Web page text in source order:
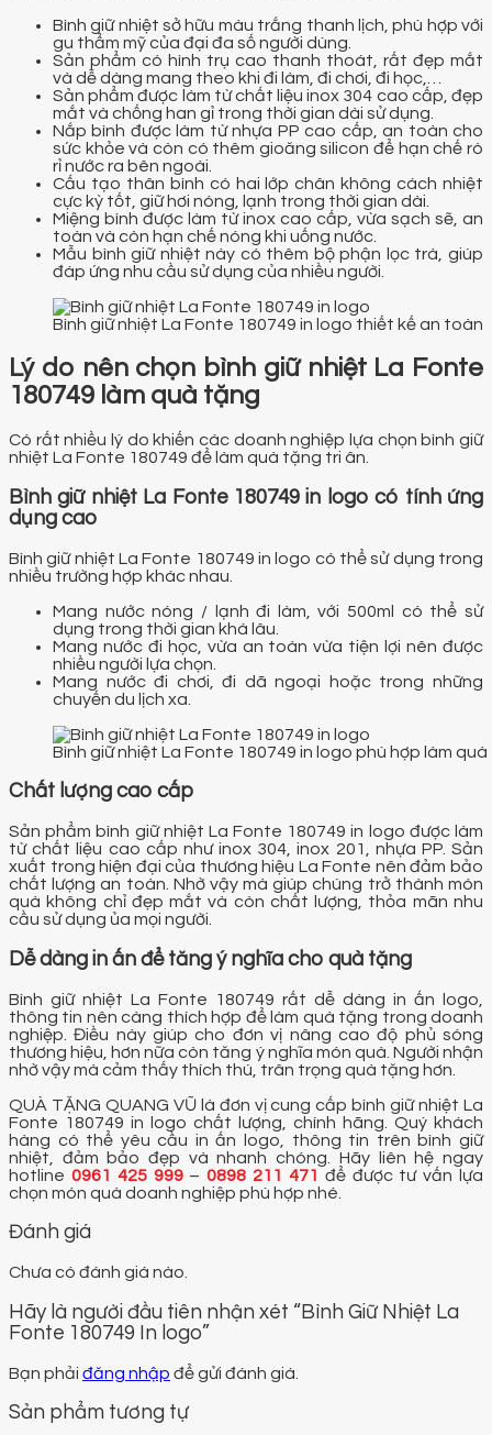
Bình giữ nhiệt sở hữu màu trắng thanh lịch, phù hợp với
gu thẩm mỹ của đại đa số người dùng.
Sản phẩm có hình trụ cao thanh thoát, rất đẹp mắt
và dễ dàng mang theo khi đi làm, đi chơi, đi học,…
Sản phẩm được làm từ chất liệu inox 304 cao cấp, đẹp
mắt và chống han gỉ trong thời gian dài sử dụng.
Nắp bình được làm từ nhựa PP cao cấp, an toàn cho
sức khỏe và còn có thêm gioăng silicon để hạn chế rò
rỉ nước ra bên ngoài.
Cấu tạo thân bình có hai lớp chân không cách nhiệt
cực kỳ tốt, giữ hơi nóng, lạnh trong thời gian dài.
Miệng bình được làm từ inox cao cấp, vừa sạch sẽ, an
toàn và còn hạn chế nóng khi uống nước.
Mẫu bình giữ nhiệt này có thêm bộ phận lọc trà, giúp
đáp ứng nhu cầu sử dụng của nhiều người.
Bình giữ nhiệt La Fonte 180749 in logo thiết kế an toàn
Lý do nên chọn bình giữ nhiệt La Fonte
180749 làm quà tặng
Có rất nhiều lý do khiến các doanh nghiệp lựa chọn bình giữ
nhiệt La Fonte 180749 để làm quà tặng tri ân.
Bình giữ nhiệt La Fonte 180749 in logo có tính ứng
dụng cao
Bình giữ nhiệt La Fonte 180749 in logo có thể sử dụng trong
nhiều trường hợp khác nhau.
Mang nước nóng / lạnh đi làm, với 500ml có thể sử
dụng trong thời gian khá lâu.
Mang nước đi học, vừa an toàn vừa tiện lợi nên được
nhiều người lựa chọn.
Mang nước đi chơi, đi dã ngoại hoặc trong những
chuyến du lịch xa.
Bình giữ nhiệt La Fonte 180749 in logo phù hợp làm quà
Chất lượng cao cấp
Sản phẩm bình giữ nhiệt La Fonte 180749 in logo được làm
từ chất liệu cao cấp như inox 304, inox 201, nhựa PP. Sản
xuất trong hiện đại của thương hiệu La Fonte nên đảm bảo
chất lượng an toàn. Nhờ vậy mà giúp chúng trở thành món
quà không chỉ đẹp mắt và còn chất lượng, thỏa mãn nhu
cầu sử dụng ủa mọi người.
Dễ dàng in ấn để tăng ý nghĩa cho quà tặng
Bình giữ nhiệt La Fonte 180749 rất dễ dàng in ấn logo,
thông tin nên càng thích hợp để làm quà tặng trong doanh
nghiệp. Điều này giúp cho đơn vị nâng cao độ phủ sóng
thương hiệu, hơn nữa còn tăng ý nghĩa món quà. Người nhận
nhờ vậy mà cảm thấy thích thú, trân trọng quà tặng hơn.
QUÀ TẶNG QUANG VŨ là đơn vị cung cấp bình giữ nhiệt La
Fonte 180749 in logo chất lượng, chính hãng. Quý khách
hàng có thể yêu cầu in ấn logo, thông tin trên bình giữ
nhiệt, đảm bảo đẹp và nhanh chóng. Hãy liên hệ ngay
hotline 0961 425 999–0898 211 471 để được tư vấn lựa
chọn món quà doanh nghiệp phù hợp nhé.
Đánh giá
Chưa có đánh giá nào.
Hãy là người đầu tiên nhận xét “Bình Giữ Nhiệt La
Fonte 180749 In logo”
Bạn phải đăng nhập để gửi đánh giá.
Sản phẩm tương tự